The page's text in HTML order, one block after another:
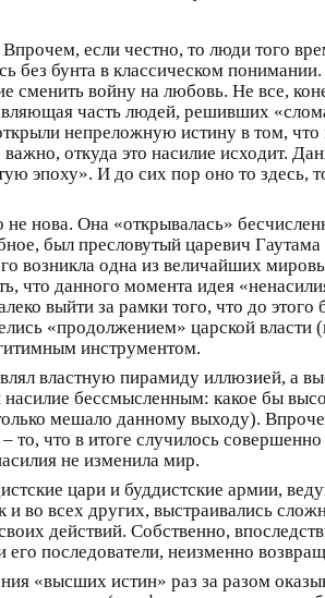
если честно, то люди того
без бунта в классическом
войну на любовь. Не все,
часть людей, решивших
непреложную истину в том,
откуда это насилие исходит.
эпоху». И до сих пор оно то здесь,
нова. Она «открывалась»
был пресловутый царевич
возникла одна из величайших
данного момента идея
выйти за рамки того, что до
«продолжением» царской власти
инструментом.
властную пирамиду иллюзией, а
бессмысленным: какое бы
мешало данному выходу).
то, что в итоге случилось
не изменила мир.
цари и буддистские армии,
и во всех других, выстраивались
действий. Собственно,
последователи, неизменно
«высших истин» раз за разом